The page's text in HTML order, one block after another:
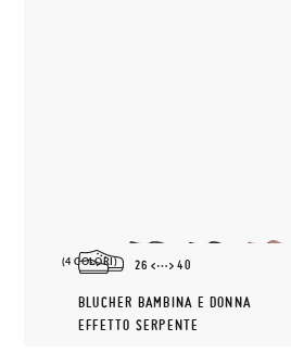
(4 COLORI) 26 40
BLUCHER BAMBINA E DONNA
EFFETTO SERPENTE